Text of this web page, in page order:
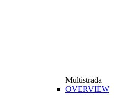
Multistrada
OVERVIEW